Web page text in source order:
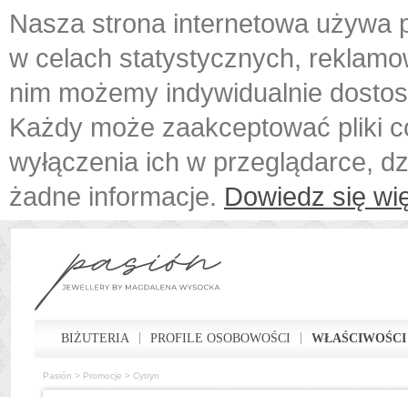
Nasza strona internetowa używa
w celach statystycznych,
nim możemy indywidualnie
Każdy może zaakceptować pliki
wyłączenia ich w przeglądarce,
żadne informacje. Dowiedz się
BIŻUTERIA PROFILE OSOBOWOŚCI
Pasión > Promocje > Cytryn